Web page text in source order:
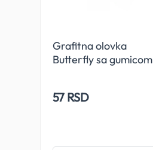
Grafitna olovka
Butterfly sa gumicom
57 RSD